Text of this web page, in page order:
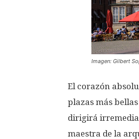
Imagen: Gilbert
El corazón
plazas más
dirigirá
maestra de la